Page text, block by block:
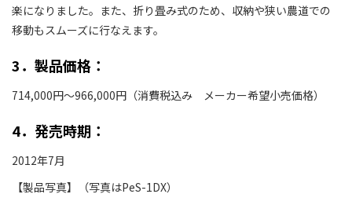
楽になりました。また、折り畳み式のため、収納や狭い農道での
移動もスムーズに行なえます。
3．製品価格：
714,000円〜966,000円（消費税込み メーカー希望小売価格）
4．発売時期：
2012年7月
【製品写真】（写真はPeS-1DX）